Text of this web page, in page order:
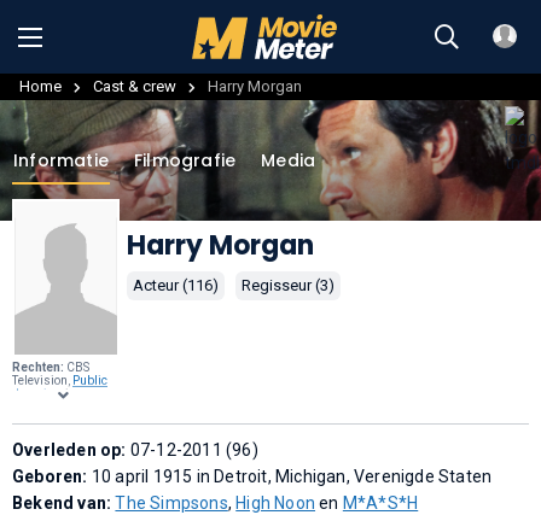
Home Cast & crew Harry Morgan
Rechten: CBS
Television, Public
domain
, via
Commons.
Informatie Filmografie Media
Harry Morgan
Acteur (116) Regisseur (3)
Overleden op: 07-12-2011 (96)
Geboren: 10 april 1915 in Detroit, Michigan, Verenigde Staten
Bekend van:The Simpsons, High Noon en M*A*S*H